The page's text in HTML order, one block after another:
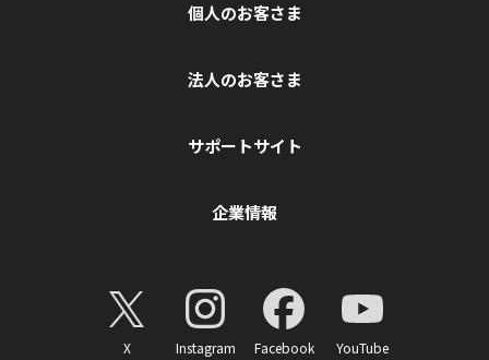
個人のお客さま
法人のお客さま
サポートサイト
企業情報
X Instagram Facebook YouTube